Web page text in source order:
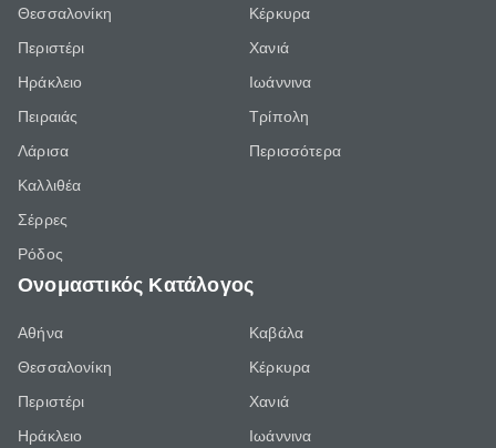
Θεσσαλονίκη
Περιστέρι
Ηράκλειο
Πειραιάς
Λάρισα
Καλλιθέα
Σέρρες
Ρόδος
Κέρκυρα
Χανιά
Ιωάννινα
Τρίπολη
Περισσότερα
Ονομαστικός Κατάλογος
Αθήνα
Θεσσαλονίκη
Περιστέρι
Ηράκλειο
Καβάλα
Κέρκυρα
Χανιά
Ιωάννινα